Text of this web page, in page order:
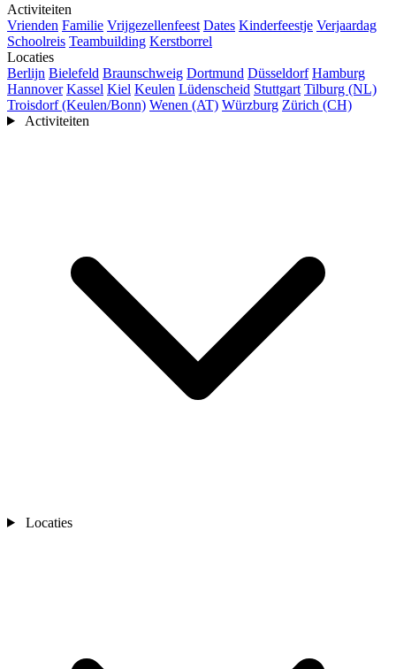
Activiteiten
Vrienden Familie Vrijgezellenfeest Dates Kinderfeestje Verjaardag
Schoolreis Teambuilding Kerstborrel
Locaties
Berlijn Bielefeld Braunschweig Dortmund Düsseldorf Hamburg
Hannover Kassel Kiel Keulen Lüdenscheid Stuttgart Tilburg (NL)
Troisdorf (Keulen/Bonn) Wenen (AT) Würzburg Zürich (CH)
Activiteiten
Locaties